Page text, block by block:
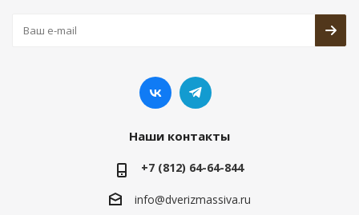
Наши контакты
+7 (812) 64-64-844
info@dverizmassiva.ru